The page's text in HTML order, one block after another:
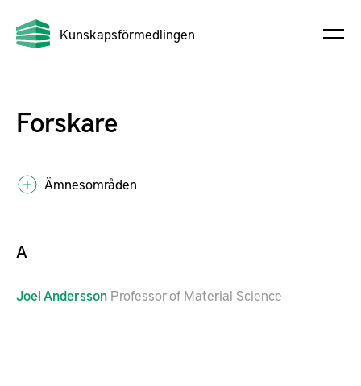
Kunskapsförmedlingen
Forskare
Ämnesområden
A
JoelAndersson Professor of Material Science